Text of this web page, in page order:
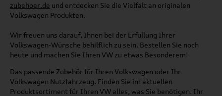
zubehoer.de und entdecken Sie die Vielfalt an originalen
Volkswagen Produkten.
Wir freuen uns darauf, Ihnen bei der Erfüllung Ihrer
Volkswagen-Wünsche behilflich zu sein. Bestellen Sie noch
heute und machen Sie Ihren VW zu etwas Besonderem!
Das passende Zubehör für Ihren Volkswagen oder Ihr
Volkswagen Nutzfahrzeug. Finden Sie im aktuellen
Produktsortiment für Ihren VW alles, was Sie benötigen. Ihr